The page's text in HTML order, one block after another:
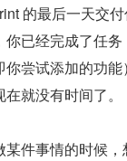
的最后一天交
你已经完成了任
尝试添加的功
就没有时间了。
件事情的时候，